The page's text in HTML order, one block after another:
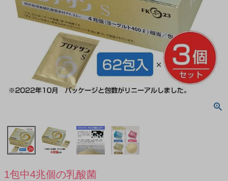
1包中4兆個の乳酸菌